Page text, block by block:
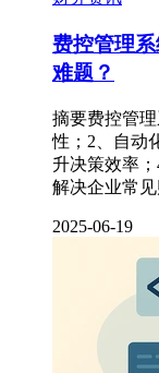
费控管理
难题？
摘要费控管
性；2、自动
升决策效率
解决企业常
2025-06-19